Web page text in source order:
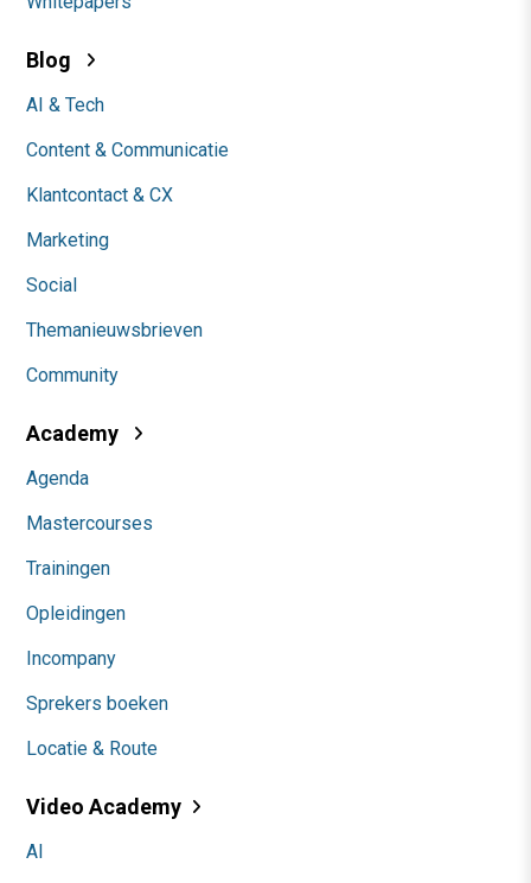
Blog
AI & Tech
Content & Communicatie
Klantcontact & CX
Marketing
Social
Themanieuwsbrieven
Community
Academy
Agenda
Mastercourses
Trainingen
Opleidingen
Incompany
Sprekers boeken
Locatie & Route
Video Academy
AI